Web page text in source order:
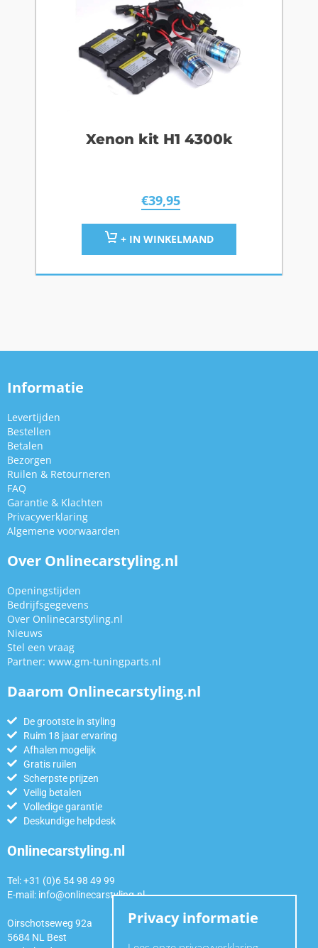
Xenon kit H1 4300k
€39,95
+ IN WINKELMAND
Informatie
Levertijden
Bestellen
Betalen
Bezorgen
Ruilen & Retourneren
FAQ
Garantie & Klachten
Privacyverklaring
Algemene voorwaarden
Over Onlinecarstyling.nl
Openingstijden
Bedrijfsgegevens
Over Onlinecarstyling.nl
Nieuws
Stel een vraag
Partner: www.gm-tuningparts.nl
Daarom Onlinecarstyling.nl
De grootste in styling
Ruim 18 jaar ervaring
Afhalen mogelijk
Gratis ruilen
Scherpste prijzen
Veilig betalen
Volledige garantie
Deskundige helpdesk
Onlinecarstyling.nl
Tel: +31 (0)6 54 98 49 99
E-mail: info@onlinecarstyling.nl
Oirschotseweg 92a
5684 NL Best
Privacy informatie